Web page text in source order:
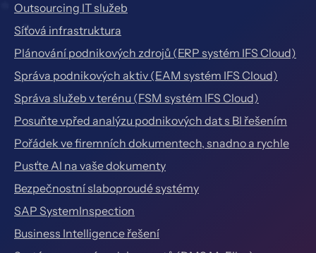
Outsourcing IT služeb
Síťová infrastruktura
Plánování podnikových zdrojů (ERP systém IFS Cloud)
Správa podnikových aktiv (EAM systém IFS Cloud)
Správa služeb v terénu (FSM systém IFS Cloud)
Posuňte vpřed analýzu podnikových dat s BI řešením
Pořádek ve firemních dokumentech, snadno a rychle
Pusťte AI na vaše dokumenty
Bezpečnostní slaboproudé systémy
SAP SystemInspection
Business Intelligence řešení